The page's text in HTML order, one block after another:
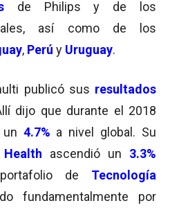
de Philips y de los
así como de los
, Perú y Uruguay.
publicó sus resultados
dijo que durante el 2018
4.7% a nivel global. Su
ascendió un 3.3%
de Tecnología
fundamentalmente por